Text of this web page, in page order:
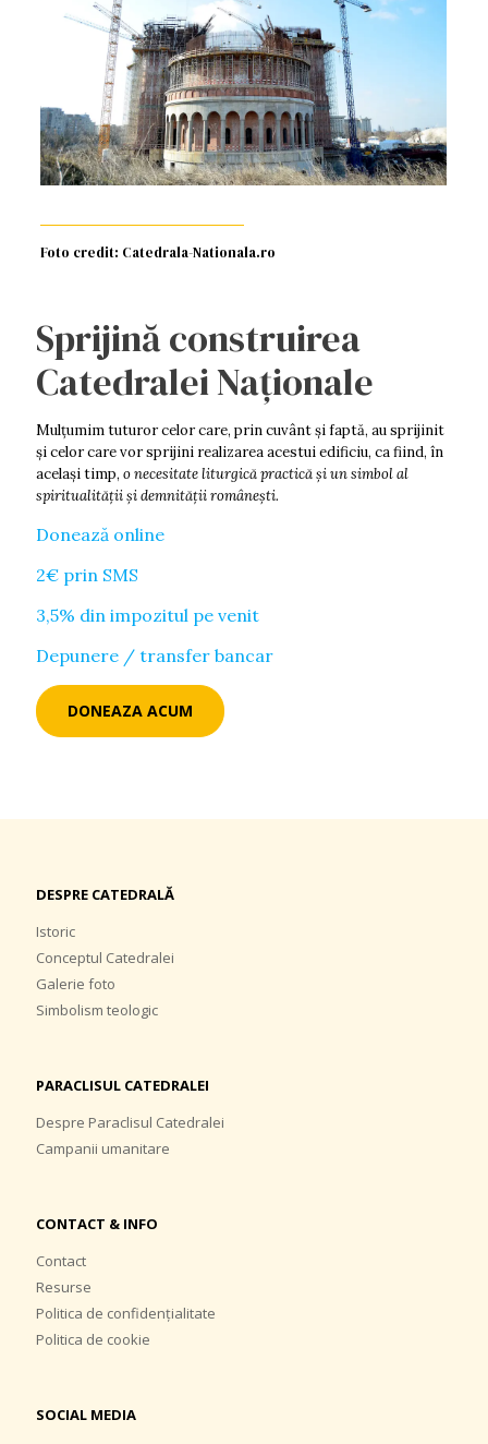
Foto credit: Catedrala-Nationala.ro
Sprijină construirea
Catedralei Naționale
Mulţumim tuturor celor care, prin cuvânt şi faptă, au sprijinit
şi celor care vor sprijini realizarea acestui edificiu, ca fiind, în
acelaşi timp, o necesitate liturgică practică şi un simbol al
spiritualităţii şi demnității româneşti.
Donează online
2€ prin SMS
3,5% din impozitul pe venit
Depunere / transfer bancar
DONEAZA ACUM
DESPRE CATEDRALĂ
Istoric
Conceptul Catedralei
Galerie foto
Simbolism teologic
PARACLISUL CATEDRALEI
Despre Paraclisul Catedralei
Campanii umanitare
CONTACT & INFO
Contact
Resurse
Politica de confidențialitate
Politica de cookie
SOCIAL MEDIA